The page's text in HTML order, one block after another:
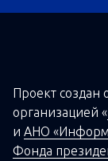
Проект создан
организацией «
и АНО
Фонда